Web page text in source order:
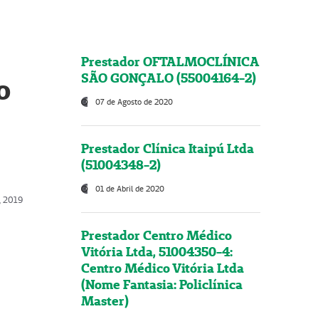
2019
Prestador OFTALMOCLÍNICA
SÃO GONÇALO (55004164-2)
07 de Agosto de 2020
Prestador Clínica Itaipú Ltda
(51004348-2)
01 de Abril de 2020
Prestador Centro Médico
Vitória Ltda, 51004350-4:
Centro Médico Vitória Ltda
(Nome Fantasia: Policlínica
Master)